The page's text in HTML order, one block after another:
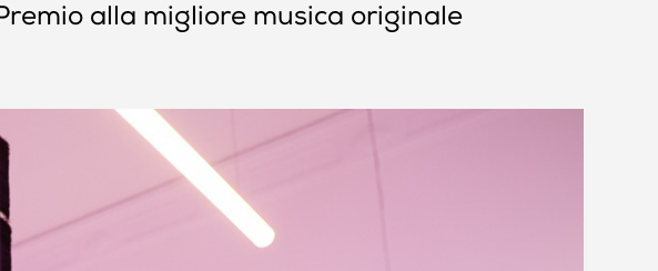
alla migliore musica originale